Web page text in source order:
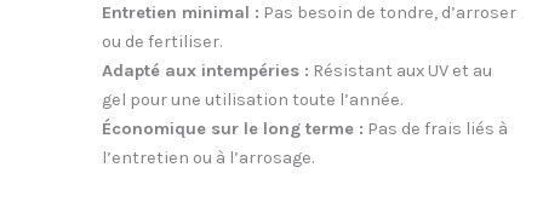
Entretien minimal : Pas besoin de tondre, d’arroser
ou de fertiliser.
Adapté aux intempéries : Résistant aux UV et au
gel pour une utilisation toute l’année.
Économique sur le long terme : Pas de frais liés à
l’entretien ou à l’arrosage.